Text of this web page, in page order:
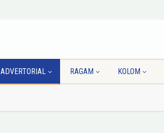
ADVERTORIAL RAGAM KOLOM